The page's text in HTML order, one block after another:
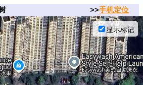
>>手机定位
显示标记